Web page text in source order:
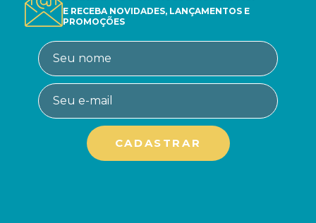
E RECEBA NOVIDADES, LANÇAMENTOS E
PROMOÇÕES